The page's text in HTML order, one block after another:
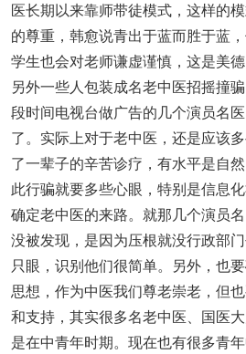
医长期以来靠师带徒模式，这样的
的尊重，韩愈说青出于蓝而胜于蓝
学生也会对老师谦虚谨慎，这是美
另外一些人包装成名老中医招摇撞
段时间电视台做广告的几个演员名
了。实际上对于老中医，还是应该
了一辈子的辛苦诊疗，有水平是自
此行骗就要多些心眼，特别是信息
确定老中医的来路。就那几个演员
没被发现，是因为压根就没行政部
只眼，识别他们很简单。另外，也
思想，作为中医我们尊老崇老，但
和支持，其实很多名老中医、国医
是在中青年时期。现在也有很多青